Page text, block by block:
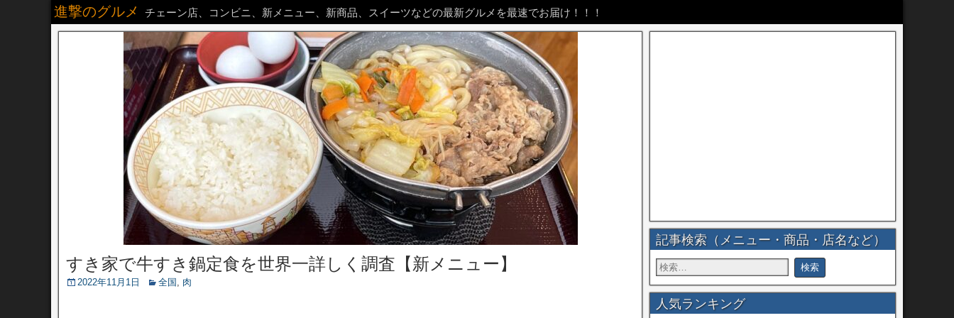
進撃のグルメ チェーン店、コンビニ、新メニュー、新商品、スイーツなどの最新グルメを最速でお届け！！！
すき家で牛すき鍋定食を世界一詳しく調査【新メニュー】
2022年11月1日 全国 , 肉
記事検索（メニュー・商品・店名など）
人気ランキング